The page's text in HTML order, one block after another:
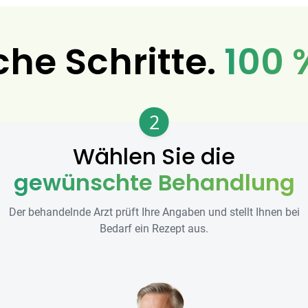
Schritte. 100
2
Wählen Sie die
gewünschte Behandlung
Der behandelnde Arzt prüft Ihre Angaben und stellt Ihnen bei
Bedarf ein Rezept aus.